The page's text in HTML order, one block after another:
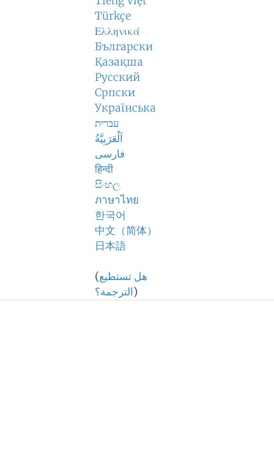
Türkçe
Ελληνικά
Български
Қазақша
Русский
Српски
Українська
עברית
اَلْعَرَبِيَّةُ
فارسی
हिन्दी
සිංහල
ภาษาไทย
한국어
中文（简体）
日本語
(هل تستطيع
الترجمة؟)